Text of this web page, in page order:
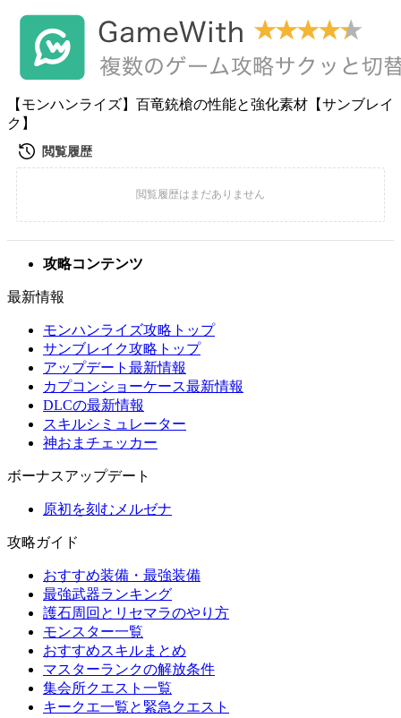
【モンハンライズ】百竜銃槍の性能と強化素材【サンブレイ
ク】
攻略コンテンツ
最新情報
モンハンライズ攻略トップ
サンブレイク攻略トップ
アップデート最新情報
カプコンショーケース最新情報
DLCの最新情報
スキルシミュレーター
神おまチェッカー
ボーナスアップデート
原初を刻むメルゼナ
攻略ガイド
おすすめ装備・最強装備
最強武器ランキング
護石周回とリセマラのやり方
モンスター一覧
おすすめスキルまとめ
マスターランクの解放条件
集会所クエスト一覧
キークエ一覧と緊急クエスト